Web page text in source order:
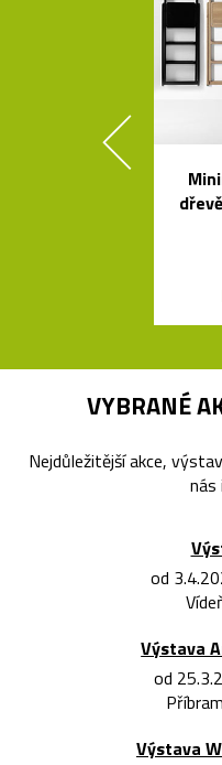
VYBRANÉ
Nejdůležitější akce,
nás
od
Výstava
od
Výstava